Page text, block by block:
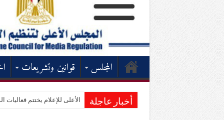
المجلس قوانين وتشريعات
أخبار عاجلة الأعلى للإعلام يختتم فعاليات